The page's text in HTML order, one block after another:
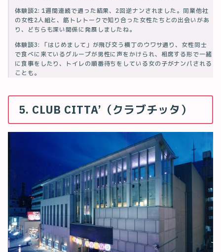
体験談2: 1週間連続で通った結果、2回逆ナンされました。同業他社
の女性2人組と、筋トレトークで知り合った女性たちとの出会いがあ
り、どちらも深い関係に発展しましたね。
体験談3: 「はじめまして」が飛び交う横丁のウワサ通り、女性同士
で食べに来ているグループが男性に声をかけられ、相席する形で一緒
に食事をしたり、トイレの順番待ちをしている女の子がナンパされる
ことも。
5. CLUB CITTA’（クラブチッタ）